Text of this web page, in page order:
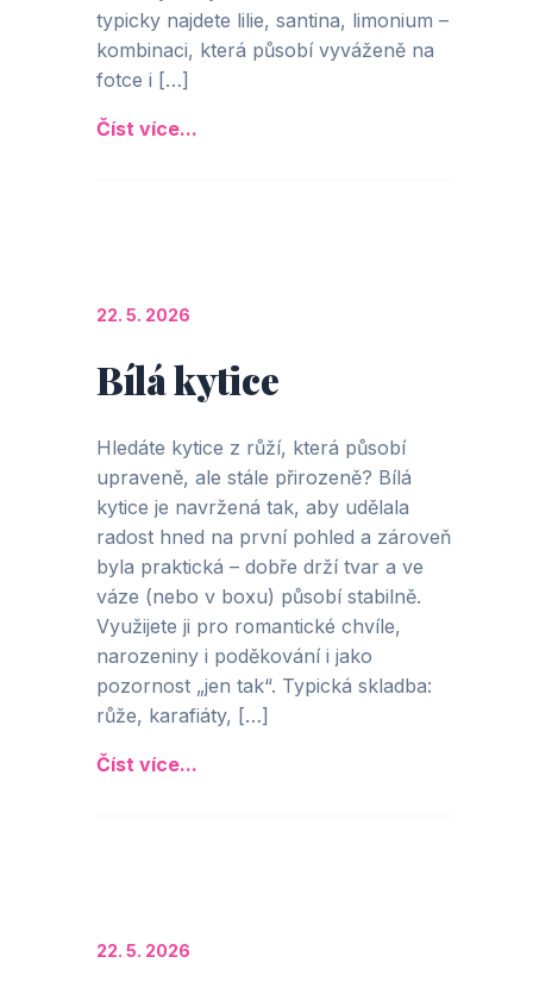
typicky najdete lilie, santina, limonium –
kombinaci, která působí vyváženě na
fotce i […]
Číst více...
22. 5. 2026
Bílá kytice
Hledáte kytice z růží, která působí
upraveně, ale stále přirozeně? Bílá
kytice je navržená tak, aby udělala
radost hned na první pohled a zároveň
byla praktická – dobře drží tvar a ve
váze (nebo v boxu) působí stabilně.
Využijete ji pro romantické chvíle,
narozeniny i poděkování i jako
pozornost „jen tak“. Typická skladba:
růže, karafiáty, […]
Číst více...
22. 5. 2026